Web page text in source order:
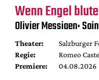
Wenn Engel
Olivier Messiaen:
Theater:
Salzburger
Regie:
Romeo
Premiere:
04.08.2026